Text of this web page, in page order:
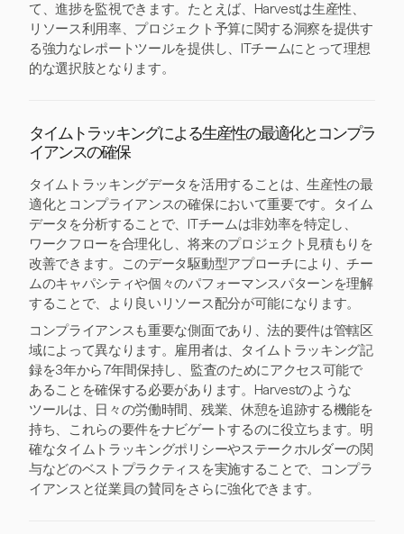
て、進捗を監視できます。たとえば、Harvestは生産性、
リソース利用率、プロジェクト予算に関する洞察を提供す
る強力なレポートツールを提供し、ITチームにとって理想
的な選択肢となります。
タイムトラッキングによる生産性の最適化とコンプラ
イアンスの確保
タイムトラッキングデータを活用することは、生産性の最
適化とコンプライアンスの確保において重要です。タイム
データを分析することで、ITチームは非効率を特定し、
ワークフローを合理化し、将来のプロジェクト見積もりを
改善できます。このデータ駆動型アプローチにより、チー
ムのキャパシティや個々のパフォーマンスパターンを理解
することで、より良いリソース配分が可能になります。
コンプライアンスも重要な側面であり、法的要件は管轄区
域によって異なります。雇用者は、タイムトラッキング記
録を3年から7年間保持し、監査のためにアクセス可能で
あることを確保する必要があります。Harvestのような
ツールは、日々の労働時間、残業、休憩を追跡する機能を
持ち、これらの要件をナビゲートするのに役立ちます。明
確なタイムトラッキングポリシーやステークホルダーの関
与などのベストプラクティスを実施することで、コンプラ
イアンスと従業員の賛同をさらに強化できます。